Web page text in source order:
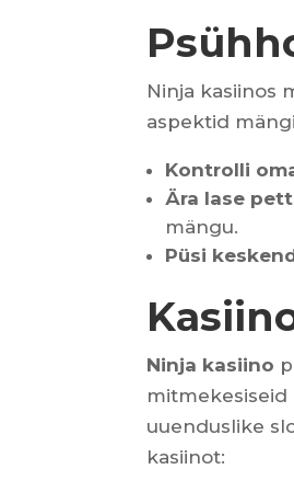
Ninja kasiinos
aspektid
Kontrolli
Ära lase
mängu.
Püsi
Ninja kasiino
mitmekesiseid
uuenduslike
kasiinot: